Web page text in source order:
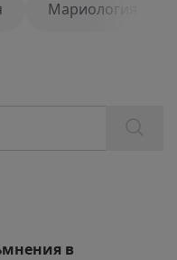
Мариология
в